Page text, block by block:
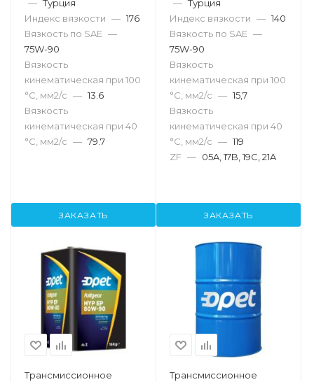
— Турция
Индекс вязкости — 176
Вязкость по SAE —
75W-90
Вязкость
кинематическая при 100
°С, мм2/с — 13.6
Вязкость
кинематическая при 40
°С, мм2/с — 79.7
ЗАКАЗАТЬ
— Турция
Индекс вязкости — 140
Вязкость по SAE —
75W-90
Вязкость
кинематическая при 100
°С, мм2/с — 15,7
Вязкость
кинематическая при 40
°С, мм2/с — 119
ZF — 05A, 17B, 19C, 21A
ЗАКАЗАТЬ
Трансмиссионное
Трансмиссионное